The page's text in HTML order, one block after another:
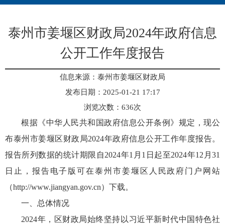
泰州市姜堰区财政局2024年政府信息
公开工作年度报告
信息来源：泰州市姜堰区财政局
发布日期：2025-01-21 17:17
浏览次数： 636次
根据《中华人民共和国政府信息公开条例》规定，现公
布泰州市姜堰区财政局2024年政府信息公开工作年度报告。
报告所列数据的统计期限自2024年1月1日起至2024年12月31
日止，报告电子版可在泰州市姜堰区人民政府门户网站
（http://www.jiangyan.gov.cn）下载。
一、总体情况
2024年，区财政局始终坚持以习近平新时代中国特色社